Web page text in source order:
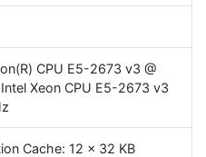
CPU E5-2673 v3 @
Xeon CPU E5-2673 v3
Cache: 12 x 32 KB